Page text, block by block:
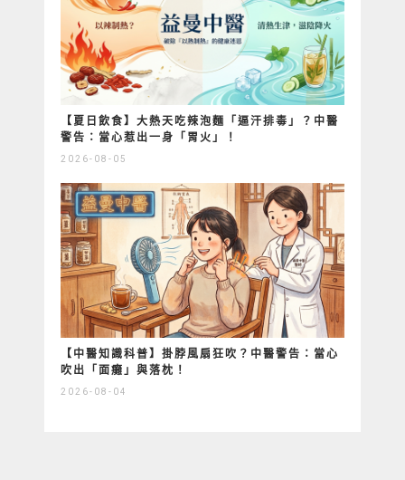
【夏日飲食】大熱天吃辣泡麵「逼汗排毒」？中醫
警告：當心惹出一身「胃火」！
2026-08-05
【中醫知識科普】掛脖風扇狂吹？中醫警告：當心
吹出「面癱」與落枕！
2026-08-04